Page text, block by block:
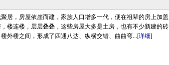
居，房屋依崖而建，家族人口增多一代，便在祖辈的房上加盖
楼连楼，层层叠叠，这些房屋大多是土房，也有不少新建的砖
外楼之间，形成了四通八达、纵横交错、曲曲弯...[详细]